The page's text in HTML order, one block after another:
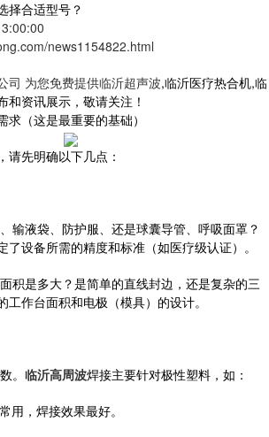
择合适型号？
news1154822.html
司 为您免费提供临沂超声波,临沂医疗热合机,临
和资讯展示，敬请关注！
（这是最重要的基础）
请先明确以下几点：
输液袋、防护服、还是球囊导管、呼吸面罩？
了设备所需的精度和标准（如医疗级认证）。
积是多大？是简单的直线封边，还是复杂的三
作台面积和电极（模具）的设计。
。 临沂高周波焊接主要针对极性塑料，如：
用，焊接效果最好。